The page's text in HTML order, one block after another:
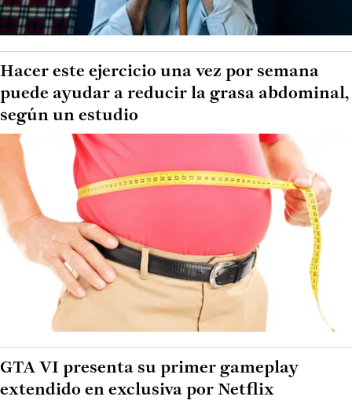
Hacer este ejercicio una vez por semana
puede ayudar a reducir la grasa abdominal,
según un estudio
GTA VI presenta su primer gameplay
extendido en exclusiva por Netflix